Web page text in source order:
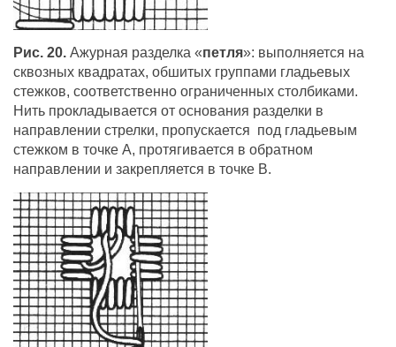
Рис. 20. Ажурная разделка «петля»: выполняется на
сквозных квадратах, обшитых группами гладьевых
стежков, соответственно ограниченных столбиками.
Нить прокладывается от основания разделки в
направлении стрелки, пропускается под гладьевым
стежком в точке А, протягивается в обратном
направлении и закрепляется в точке В.